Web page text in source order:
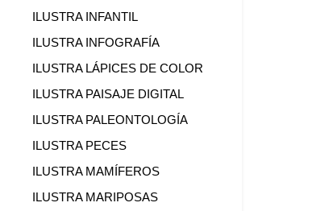
ILUSTRA INFANTIL
ILUSTRA INFOGRAFÍA
ILUSTRA LÁPICES DE COLOR
ILUSTRA PAISAJE DIGITAL
ILUSTRA PALEONTOLOGÍA
ILUSTRA PECES
ILUSTRA MAMÍFEROS
ILUSTRA MARIPOSAS